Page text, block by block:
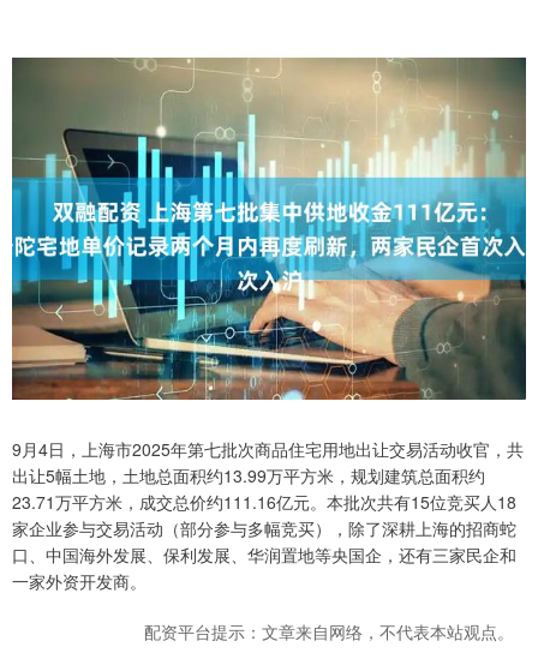
9月4日，上海市2025年第七批次商品住宅用地出让交易活动收官，共
出让5幅土地，土地总面积约13.99万平方米，规划建筑总面积约
23.71万平方米，成交总价约111.16亿元。本批次共有15位竞买人18
家企业参与交易活动（部分参与多幅竞买），除了深耕上海的招商蛇
口、中国海外发展、保利发展、华润置地等央国企，还有三家民企和
一家外资开发商。
配资平台提示：文章来自网络，不代表本站观点。